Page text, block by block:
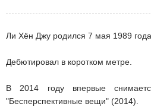
Ли Хён Джу родился 7 мая 1989
Дебютировал в коротком метре.
В 2014 году впервые
"Бесперспективные вещи" (2014).